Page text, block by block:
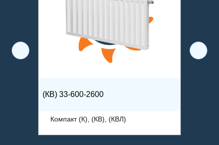
(КВ) 33-600-2600
Компакт (К), (КВ), (КВЛ)